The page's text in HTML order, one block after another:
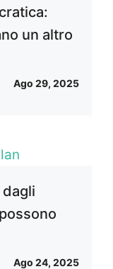
un altro
Ago 29, 2025
Ago 24, 2025